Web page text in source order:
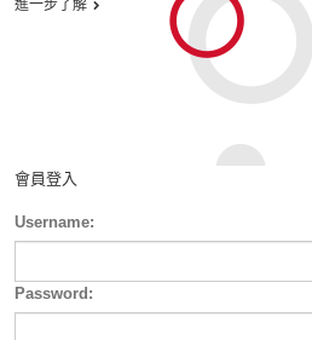
進一步了解
會員登入
Username:
Password: